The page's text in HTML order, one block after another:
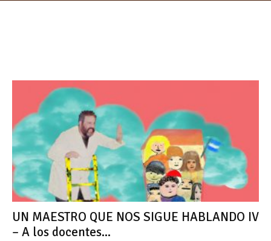
UN MAESTRO QUE NOS SIGUE HABLANDO IV
– A los docentes...